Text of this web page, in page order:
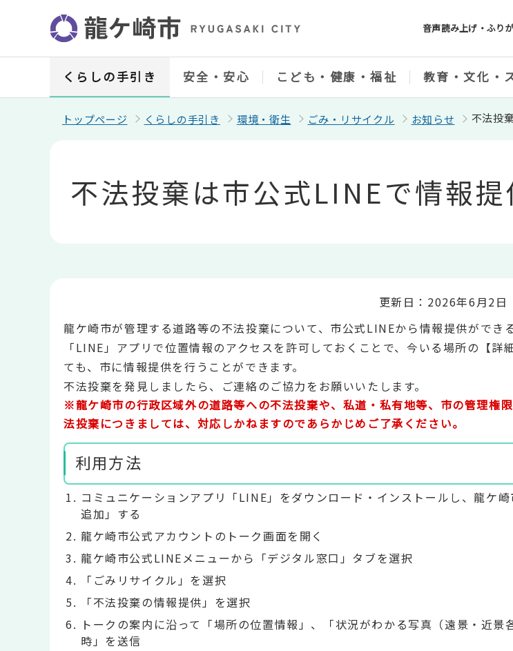
ジ
音声読み上げ・ふり
くらしの手引き 安全・安心 こども・健康・福祉 教育・文化・
トップページ くらしの手引き 環境・衛生 ごみ・リサイクル お知らせ 不法投
不法投棄は市公式LINEで情報提
更新日：2026年6月2日
龍ケ崎市が管理する道路等の不法投棄について、市公式LINEから情報提供ができ
「LINE」アプリで位置情報のアクセスを許可しておくことで、今いる場所の【詳
ても、市に情報提供を行うことができます。
不法投棄を発見しましたら、ご連絡のご協力をお願いいたします。
※龍ケ崎市の行政区域外の道路等への不法投棄や、私道・私有地等、市の管理権
法投棄につきましては、対応しかねますのであらかじめご了承ください。
利用方法
コミュニケーションアプリ「LINE」をダウンロード・インストールし、龍ケ
追加」する
龍ケ崎市公式アカウントのトーク画面を開く
龍ケ崎市公式LINEメニューから「デジタル窓口」タブを選択
「ごみリサイクル」を選択
「不法投棄の情報提供」を選択
トークの案内に沿って「場所の位置情報」、「状況がわかる写真（遠景・近景
時」を送信